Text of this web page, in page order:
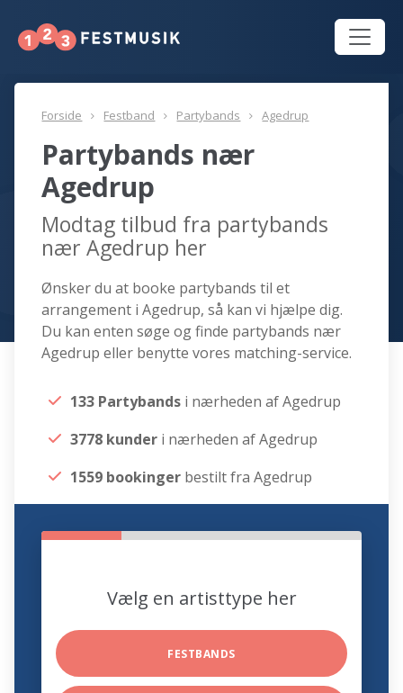
Forside Festband Partybands Agedrup
Partybands nær
Agedrup
Modtag tilbud fra partybands
nær Agedrup her
Ønsker du at booke partybands til et
arrangement i Agedrup, så kan vi hjælpe dig.
Du kan enten søge og finde partybands nær
Agedrup eller benytte vores matching-service.
133 Partybands i nærheden af Agedrup
3778 kunder i nærheden af Agedrup
1559 bookinger bestilt fra Agedrup
Vælg en artisttype her
FESTBANDS